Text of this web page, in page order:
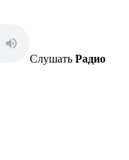
Слушать Радио